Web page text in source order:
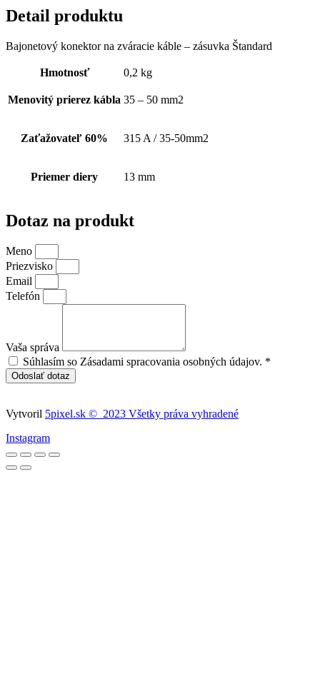
Detail produktu
Bajonetový konektorna zváracie káble – zásuvka Štandard
Hmotnosť 0,2 kg
Menovitý prierez kábla 35 – 50 mm2
Zaťažovateľ 60% 315 A / 35-50mm2
Priemer diery 13 mm
Dotaz na produkt
Meno
Priezvisko
Email
Telefón
Vaša správa
Súhlasím so Zásadami spracovania osobných údajov. *
Odoslať dotaz
Vytvoril 5pixel.sk © 2023 Všetky práva vyhradené
Instagram